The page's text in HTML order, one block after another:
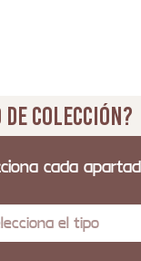
de colección?
cada
el tipo